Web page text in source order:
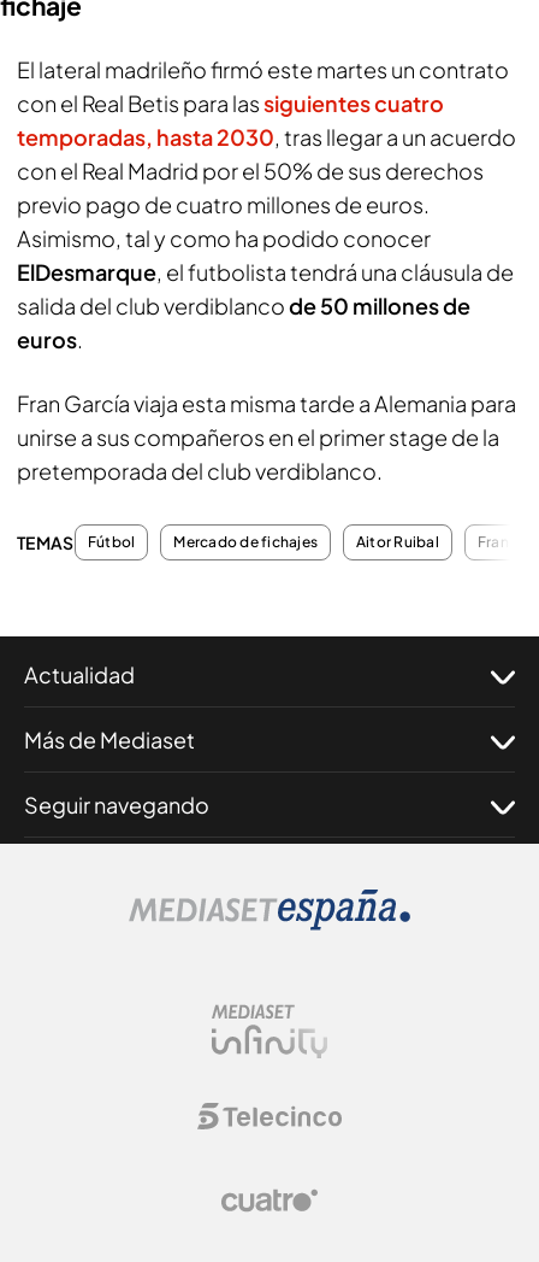
El lateral madrileño firmó este martes un contrato
con el Real Betis para lassiguientes cuatro
temporadas, hasta 2030, tras llegar a un acuerdo
con el Real Madrid por el 50% de sus derechos
previo pago de cuatro millones de euros.
Asimismo, tal y como ha podido conocer
ElDesmarque, el futbolista tendrá una cláusula de
salida del club verdiblancode 50 millones de
euros.
Fran García viaja esta misma tarde a Alemania para
unirse a sus compañeros en el primer stage de la
pretemporada del club verdiblanco.
TEMAS Fútbol Mercado de fichajes Aitor Ruibal Fran
Actualidad
Más de Mediaset
Seguir navegando